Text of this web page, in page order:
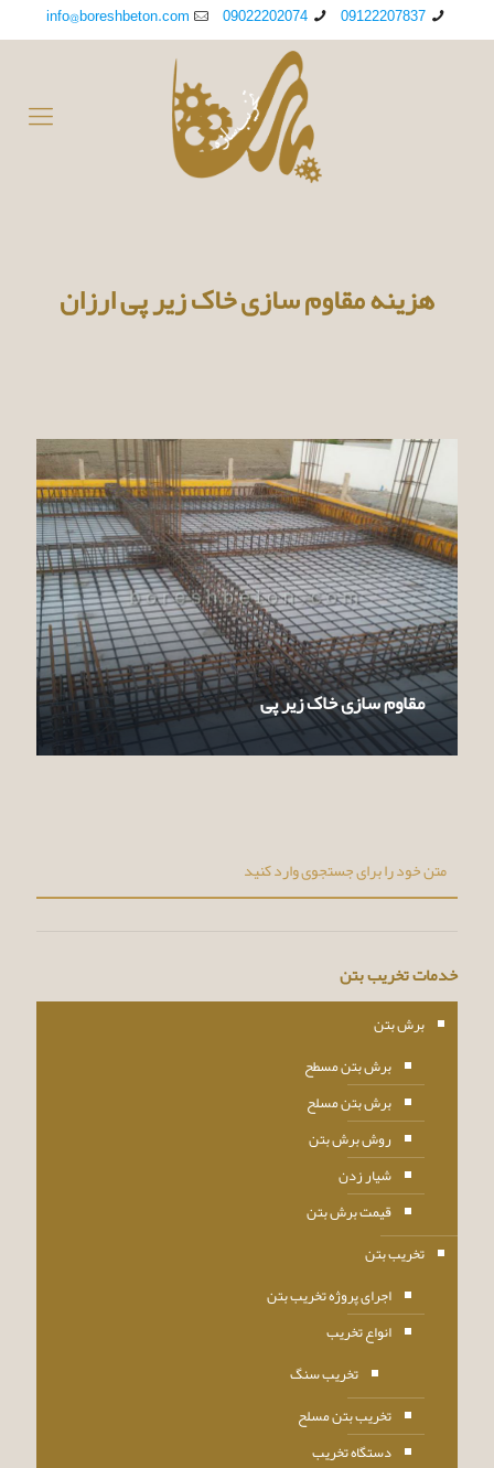
09122207837
09022202074
info@boreshbeton.com
هزینه مقاوم سازی خاک زیر پی ارزان
مقاوم سازی خاک زیر پی
خدمات تخریب بتن
برش بتن
برش بتن مسطح
برش بتن مسلح
روش برش بتن
شیار زدن
قیمت برش بتن
تخریب بتن
اجرای پروژه تخریب بتن
انواع تخریب
تخریب سنگ
تخریب بتن مسلح
دستگاه تخریب